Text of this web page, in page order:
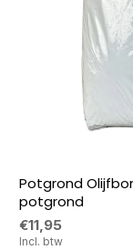
Potgrond
potgrond
€11,95
Incl. btw